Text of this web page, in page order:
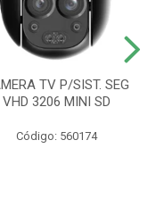
TV P/SIST. SEG
VHD 3206 MINI SD
Código: 560174